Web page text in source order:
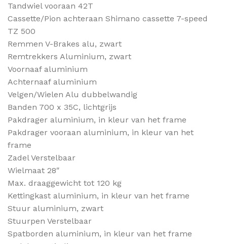
Tandwiel vooraan 42T
Cassette/Pion achteraan Shimano cassette 7-speed
TZ 500
Remmen V-Brakes alu, zwart
Remtrekkers Aluminium, zwart
Voornaaf aluminium
Achternaaf aluminium
Velgen/Wielen Alu dubbelwandig
Banden 700 x 35C, lichtgrijs
Pakdrager aluminium, in kleur van het frame
Pakdrager vooraan aluminium, in kleur van het
frame
Zadel Verstelbaar
Wielmaat 28″
Max. draaggewicht tot 120 kg
Kettingkast aluminium, in kleur van het frame
Stuur aluminium, zwart
Stuurpen Verstelbaar
Spatborden aluminium, in kleur van het frame